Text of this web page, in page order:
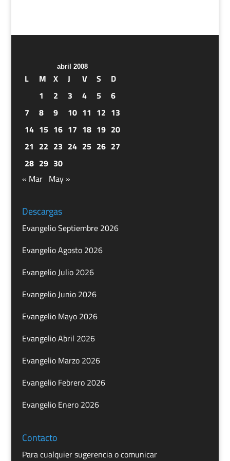
abril 2008
L M X J V S
D
1
2 3 4 5
6
7
8 9 10 11 12 13
14 15 16 17 18 19 20
21 22 23 24 25 26 27
28 29 30
« Mar May »
Descargas
Evangelio Septiembre 2026
Evangelio Agosto 2026
Evangelio Julio 2026
Evangelio Junio 2026
Evangelio Mayo 2026
Evangelio Abril 2026
Evangelio Marzo 2026
Evangelio Febrero 2026
Evangelio Enero 2026
Contacto
Para cualquier sugerencia o comunicar